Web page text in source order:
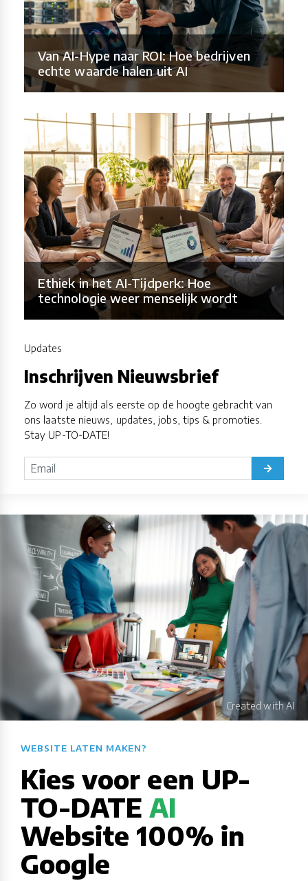
Van AI-Hype naar ROI: Hoe bedrijven
echte waarde halen uit AI
Ethiek in het AI-Tijdperk: Hoe
technologie weer menselijk wordt
Updates
Inschrijven Nieuwsbrief
Zo word je altijd als eerste op de hoogte gebracht van
ons laatste nieuws, updates, jobs, tips & promoties.
Stay UP-TO-DATE!
WEBSITE LATEN MAKEN?​​​​​​​​​​​​​​
Kies voor een UP-
TO-DATEAI
Website 100% in
Google